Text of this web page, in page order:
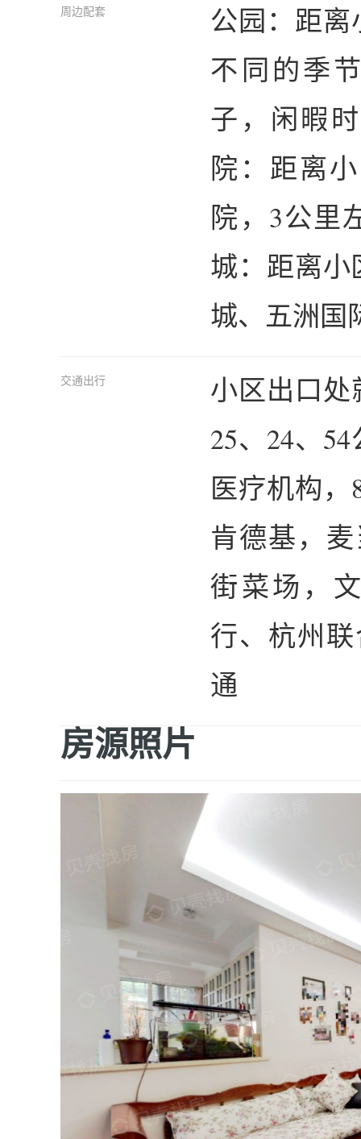
周边配套
公园：距离
不同的季
子，闲暇
院：距离
院，3公里
城：距离小
城、五洲国
交通出行
小区出口处
25、24、
医疗机构
肯德基，
街菜场，
行、杭州
通
房源照片